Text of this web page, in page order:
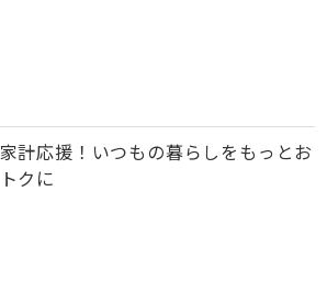
家計応援！いつもの暮らしをもっとお
トクに